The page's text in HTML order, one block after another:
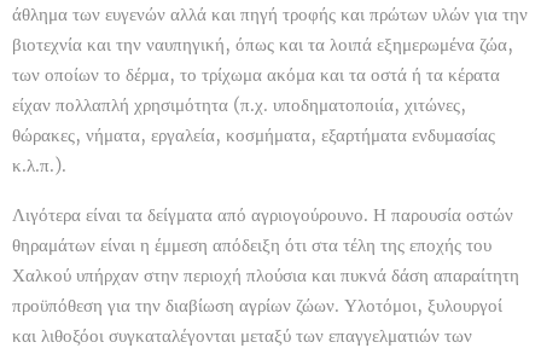
άθλημα των ευγενών αλλά και πηγή τροφής και πρώτων υλών για την
βιοτεχνία και την ναυπηγική, όπως και τα λοιπά εξημερωμένα ζώα,
των οποίων το δέρμα, το τρίχωμα ακόμα και τα οστά ή τα κέρατα
είχαν πολλαπλή χρησιμότητα (π.χ. υποδηματοποιία, χιτώνες,
θώρακες, νήματα, εργαλεία, κοσμήματα, εξαρτήματα ενδυμασίας
κ.λ.π.).
Λιγότερα είναι τα δείγματα από αγριογούρουνο. Η παρουσία οστών
θηραμάτων είναι η έμμεση απόδειξη ότι στα τέλη της εποχής του
Χαλκού υπήρχαν στην περιοχή πλούσια και πυκνά δάση απαραίτητη
προϋπόθεση για την διαβίωση αγρίων ζώων. Υλοτόμοι, ξυλουργοί
και λιθοξόοι συγκαταλέγονται μεταξύ των επαγγελματιών των